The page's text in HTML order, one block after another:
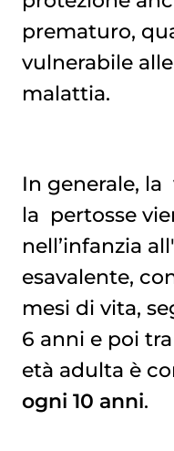
prematuro,
vulnerabile
malattia.
In generale, la
la pertosse
nell’infanzia
esavalente,
mesi di vita,
6 anni e poi tra
età adulta è
ogni 10 anni.